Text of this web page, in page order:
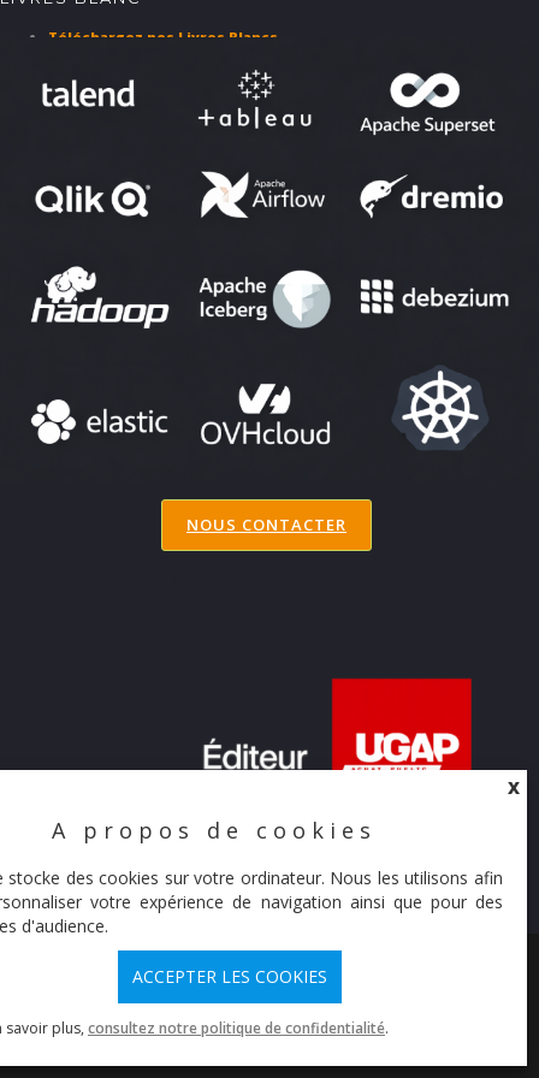
X
A propos de cookies
stocke des cookies sur votre ordinateur. Nous les utilisons afin
votre expérience de navigation ainsi que pour des
d'audience.
ACCEPTER LES COOKIES
savoir plus, consultez notre politique de confidentialité.
Téléchargez nos Livres Blancs
NOUS CONTACTER
© Synaltic 2026